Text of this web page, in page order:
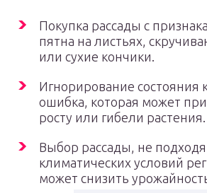
Покупка рассады с
пятна на листьях,
или сухие кончики.
Игнорирование состояния
ошибка, которая может
росту или гибели растения.
Выбор рассады, не
климатических условий
может снизить